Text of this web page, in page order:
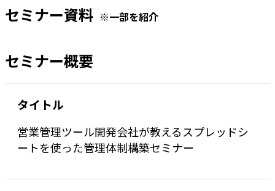
セミナー資料 ※一部を紹介
セミナー概要
タイトル
営業管理ツール開発会社が教えるスプレッドシ
ートを使った管理体制構築セミナー